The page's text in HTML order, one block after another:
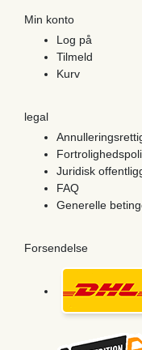
Min konto
Log på
Tilmeld
Kurv
legal
Juridisk
FAQ
Generelle
Forsendelse